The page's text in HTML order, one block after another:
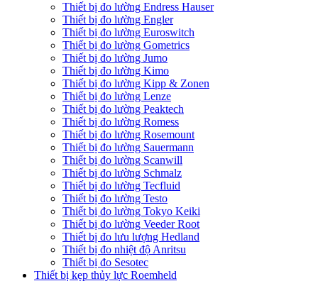
Thiết bị đo lường Endress Hauser
Thiết bị đo lường Engler
Thiết bị đo lường Euroswitch
Thiết bị đo lường Gometrics
Thiết bị đo lường Jumo
Thiết bị đo lường Kimo
Thiết bị đo lường Kipp & Zonen
Thiết bị đo lường Lenze
Thiết bị đo lường Peaktech
Thiết bị đo lường Romess
Thiết bị đo lường Rosemount
Thiết bị đo lường Sauermann
Thiết bị đo lường Scanwill
Thiết bị đo lường Schmalz
Thiết bị đo lường Tecfluid
Thiết bị đo lường Testo
Thiết bị đo lường Tokyo Keiki
Thiết bị đo lường Veeder Root
Thiết bị đo lưu lượng Hedland
Thiết bị đo nhiệt độ Anritsu
Thiết bị đo Sesotec
Thiết bị kẹp thủy lực Roemheld